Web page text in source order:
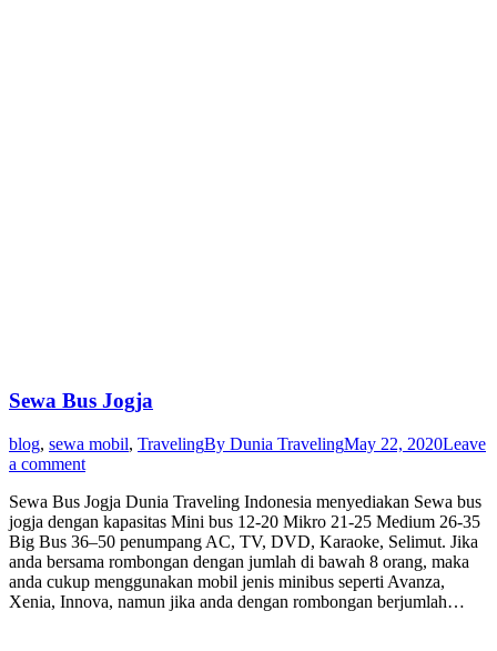
Sewa Bus Jogja
blog, sewa mobil, TravelingBy Dunia TravelingMay 22, 2020Leave
a comment
Sewa Bus Jogja Dunia Traveling Indonesia menyediakan Sewa bus
jogja dengan kapasitas Mini bus 12-20 Mikro 21-25 Medium 26-35
Big Bus 36–50 penumpang AC, TV, DVD, Karaoke, Selimut. Jika
anda bersama rombongan dengan jumlah di bawah 8 orang, maka
anda cukup menggunakan mobil jenis minibus seperti Avanza,
Xenia, Innova, namun jika anda dengan rombongan berjumlah…